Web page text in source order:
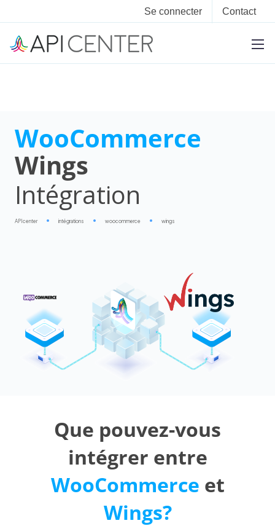
Se connecter Contact
WooCommerce
Wings
Intégration
APIcenter intégrations woocommerce wings
Que pouvez-vous
intégrer entre
WooCommerce et
Wings?